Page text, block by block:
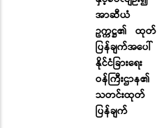
အာဆီယံ
ဥက္ကဋ္ဌ၏ ထုတ်
ပြန်ချက်အပေါ်
နိုင်ငံခြားရေး
ဝန်ကြီးဌာန၏
သတင်းထုတ်
ပြန်ချက်